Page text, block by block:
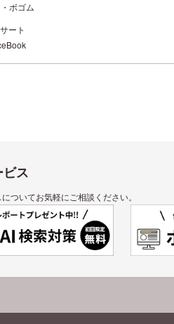
ボゴム
ート
ス
ついてお気軽にご相談ください。